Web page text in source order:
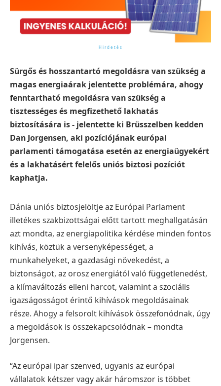
Sürgős és hosszantartó megoldásra van szükség a
magas energiaárak jelentette problémára, ahogy
fenntartható megoldásra van szükség a
tisztességes és megfizethető lakhatás
biztosítására is - jelentette ki Brüsszelben kedden
Dan Jorgensen, aki pozíciójának európai
parlamenti támogatása esetén az energiaügyekért
és a lakhatásért felelős uniós biztosi pozíciót
kaphatja.
Dánia uniós biztosjelöltje az Európai Parlament
illetékes szakbizottságai előtt tartott meghallgatásán
azt mondta, az energiapolitika kérdése minden fontos
kihívás, köztük a versenyképességet, a
munkahelyeket, a gazdasági növekedést, a
biztonságot, az orosz energiától való függetlenedést,
a klímaváltozás elleni harcot, valamint a szociális
igazságosságot érintő kihívások megoldásainak
része. Ahogy a felsorolt kihívások összefonódnak, úgy
a megoldások is összekapcsolódnak – mondta
Jorgensen.
“Az európai ipar szenved, ugyanis az európai
vállalatok kétszer vagy akár háromszor is többet